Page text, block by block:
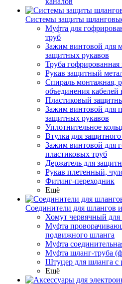
Системы защиты
Муфта для
труб
Зажим винтовой для
защитных рукавов
Труба гофрированная
Рукав защитный
Спираль монтажная,
объединения кабелей
Пластиковый
Зажим винтовой для
защитных рукавов
Уплотнительное
Втулка для
Зажим винтовой для
пластиковых труб
Держатель для
Рукав плетенный,
Фитинг-переходник
Ещё
Соединители для шлангов
Хомут червячный для
Муфта
подвижного шланга
Муфта
Муфта шланг-труба
Штуцер для шланга с
Ещё